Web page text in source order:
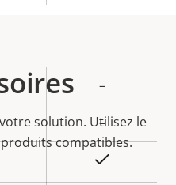
–
–
solution. Utilisez le
compatibles.